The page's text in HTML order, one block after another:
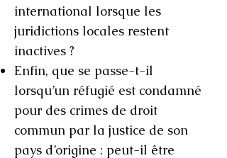
international lorsque les
juridictions locales restent
inactives ?
Enfin, que se passe-t-il
lorsqu’un réfugié est condamné
pour des crimes de droit
commun par la justice de son
pays d’origine : peut-il être